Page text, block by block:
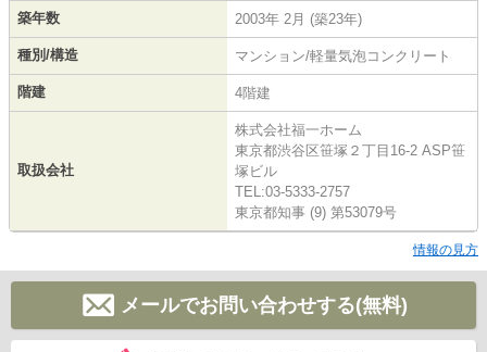
築年数 2003年 2月 (築23年)
種別/構造 マンション/軽量気泡コンクリート
階建 4階建
取扱会社
株式会社福一ホーム
東京都渋谷区笹塚２丁目16-2 ASP笹
塚ビル
TEL:03-5333-2757
東京都知事 (9) 第53079号
情報の見方
メールでお問い合わせする(無料)